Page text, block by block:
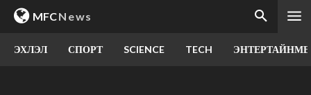
MFCNews
ЭХЛЭЛ СПОРТ SCIENCE TECH